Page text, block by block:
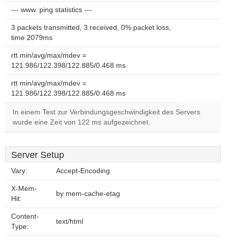
--- www. ping statistics ---
3 packets transmitted, 3 received, 0% packet loss,
time 2079ms
rtt min/avg/max/mdev =
121.986/122.398/122.885/0.468 ms
rtt min/avg/max/mdev =
121.986/122.398/122.885/0.468 ms
In einem Test zur Verbindungsgeschwindigkeit des Servers
wurde eine Zeit von 122 ms aufgezeichnet.
Server Setup
Vary: Accept-Encoding
X-Mem-
Hit:
by mem-cache-etag
Content-
Type:
text/html